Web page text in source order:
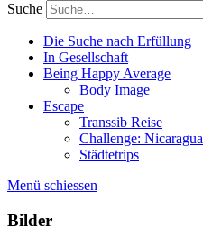
Suche
Die Suche nach Erfüllung
In Gesellschaft
Being Happy Average
Body Image
Escape
Transsib Reise
Challenge: Nicaragua
Städtetrips
Menü schiessen
Bilder